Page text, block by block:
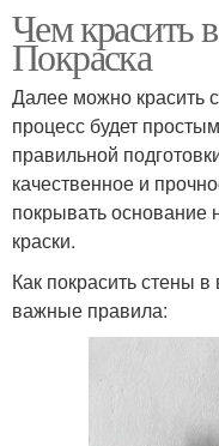
Чем красить
Покраска
Далее можно красить
процесс будет
правильной
качественное и
покрывать
краски.
Как покрасить стены
важные правила: